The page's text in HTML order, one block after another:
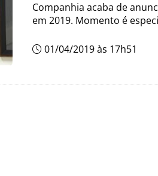
Companhia acaba de
em 2019. Momento é
01/04/2019 às 17h51